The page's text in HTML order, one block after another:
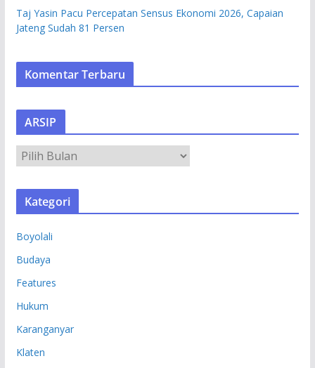
Taj Yasin Pacu Percepatan Sensus Ekonomi 2026, Capaian
Jateng Sudah 81 Persen
Komentar Terbaru
ARSIP
S
Kategori
Boyolali
Budaya
Features
Hukum
Karanganyar
Klaten